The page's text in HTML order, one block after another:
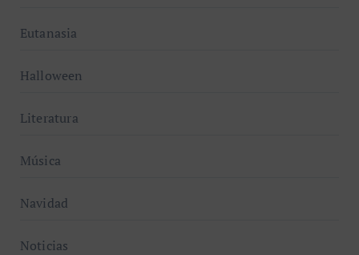
Eutanasia
Halloween
Literatura
Música
Navidad
Noticias